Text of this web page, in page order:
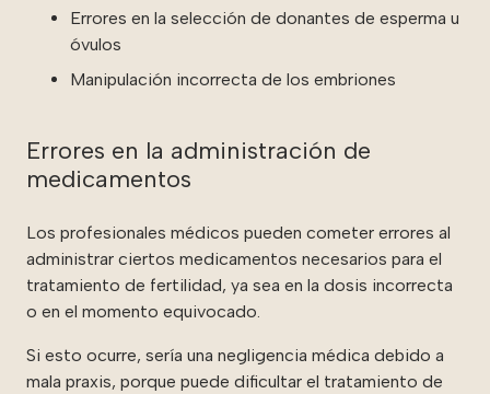
Errores en la selección de donantes de esperma u
óvulos
Manipulación incorrecta de los embriones
Errores en la administración de
medicamentos
Los profesionales médicos pueden cometer errores al
administrar ciertos medicamentos necesarios para el
tratamiento de fertilidad, ya sea en la dosis incorrecta
o en el momento equivocado.
Si esto ocurre, sería una negligencia médica debido a
mala praxis, porque puede dificultar el tratamiento de